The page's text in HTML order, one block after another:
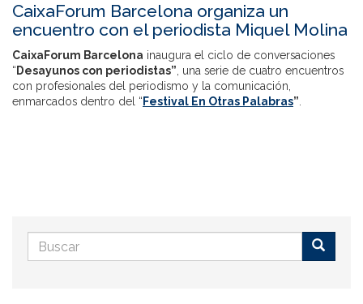
CaixaForum Barcelona organiza un
encuentro con el periodista Miquel Molina
CaixaForum Barcelona inaugura el ciclo de conversaciones
“ Desayunos con periodistas”, una serie de cuatro encuentros
con profesionales del periodismo y la comunicación,
enmarcados dentro del “ Festival En Otras Palabras”.
Formulario
de